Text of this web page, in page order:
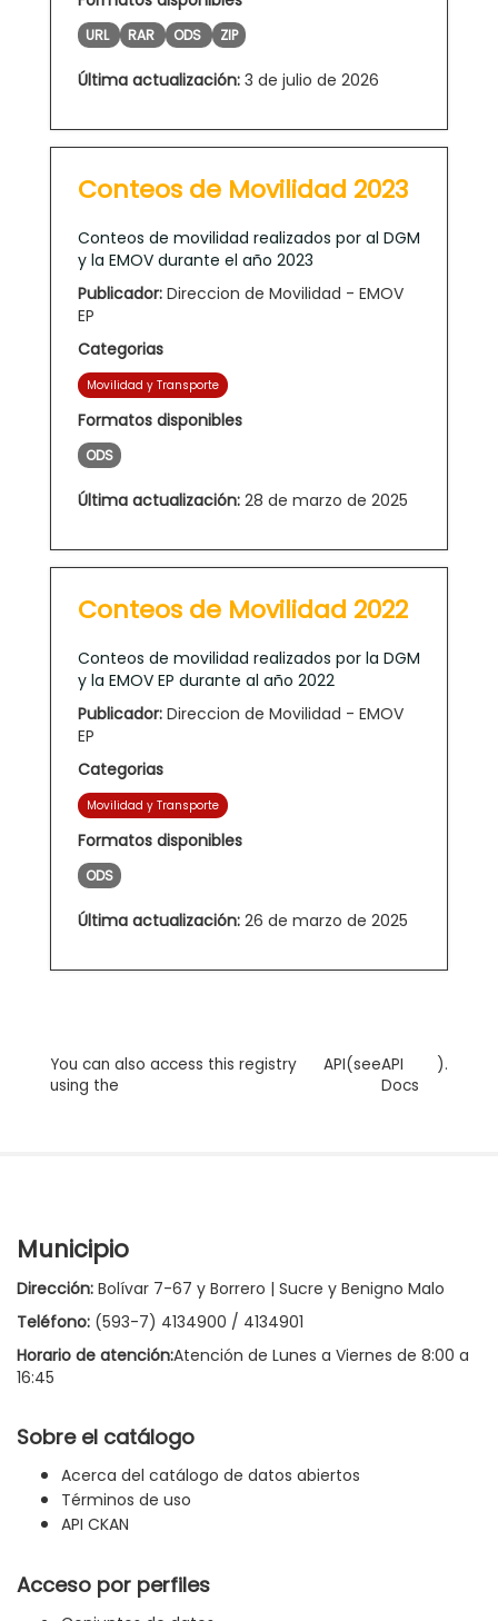
URL RAR ODS ZIP
Última actualización: 3 de julio de 2026
Conteos de Movilidad 2023
Conteos de movilidad realizados por al DGM
y la EMOV durante el año 2023
Publicador: Direccion de Movilidad - EMOV
EP
Categorias
Movilidad y Transporte
Formatos disponibles
ODS
Última actualización: 28 de marzo de 2025
Conteos de Movilidad 2022
Conteos de movilidad realizados por la DGM
y la EMOV EP durante al año 2022
Publicador: Direccion de Movilidad - EMOV
EP
Categorias
Movilidad y Transporte
Formatos disponibles
ODS
Última actualización: 26 de marzo de 2025
You can also access this registry
using the
API(seeAPI
Docs
).
Municipio
Dirección: Bolívar 7-67 y Borrero | Sucre y Benigno Malo
Teléfono: (593-7) 4134900 / 4134901
Horario de atención:Atención de Lunes a Viernes de 8:00 a
16:45
Sobre el catálogo
Acerca del catálogo de datos abiertos
Términos de uso
API CKAN
Acceso por perfiles